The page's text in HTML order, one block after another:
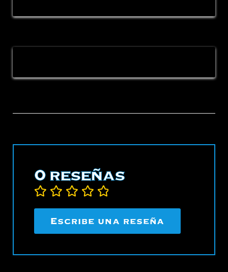
0 reseñas
Clasificado
de
Escribe una reseña